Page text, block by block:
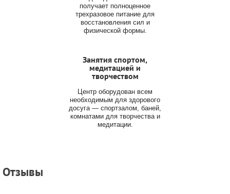
получает полноценное
трехразовое питание для
восстановления сил и
физической формы.
Занятия спортом,
медитацией и
творчеством
Центр оборудован всем
необходимым для здорового
досуга — спортзалом, баней,
комнатами для творчества и
медитации.
Отзывы